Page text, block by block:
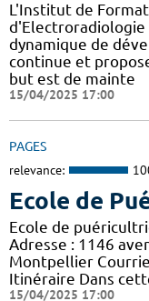
L'Institut de
d'Electroradiologie
dynamique de
continue et
but est de mainte
15/04/2025 17:00
PAGES
relevance:
Ecole de
Ecole de
Adresse : 1146
Montpellier
Itinéraire Dans
15/04/2025 17:00